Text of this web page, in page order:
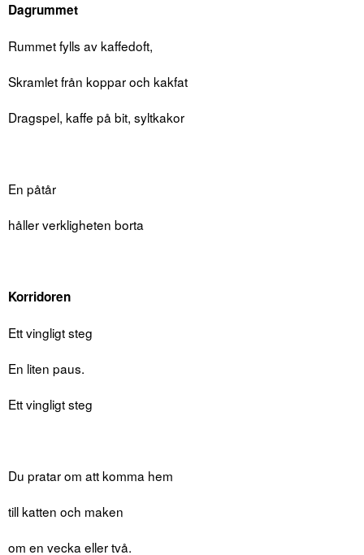
Dagrummet
Rummet fylls av kaffedoft,
Skramlet från koppar och kakfat
Dragspel, kaffe på bit, syltkakor
En påtår
håller verkligheten borta
Korridoren
Ett vingligt steg
En liten paus.
Ett vingligt steg
Du pratar om att komma hem
till katten och maken
om en vecka eller två.